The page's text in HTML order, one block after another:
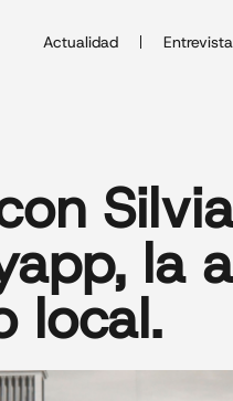
Actualidad
la
local.